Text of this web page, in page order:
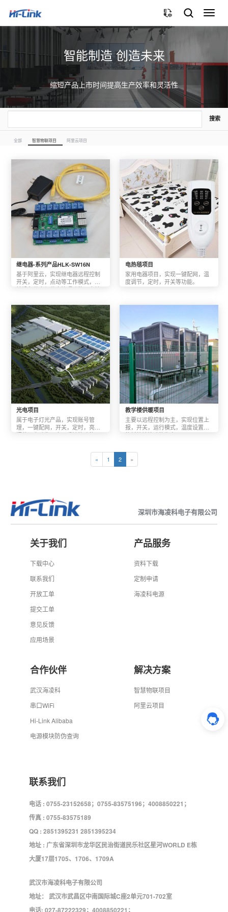
切
换
智能制造 创造未来
缩短产品上市时间提高生产效率和灵活性
搜索
全部 智慧物联项目 阿里云项目
继电器-系列产品HLK-SW16N
基于阿里云，实现继电器远程控制
开关，定时，点动等工作模式，支
持设备分享与分享管理功能；本地
电热毯项目
家用电器项目，实现一键配网，温
度调节，定时，开关等功能。
光电项目
属于电子灯光产品，实现账号管
理，一键配网，开关，定时，亮度
调节，自动化，意见反馈等功能。
教学楼供暖项目
主要以远程控制为主，实现位置上
报，开关，运行模式，温度设置，
能耗统计等功能为主。
« 1 2 »
深圳市海凌科电子有限公司
关于我们
下载中心
联系我们
开放工单
提交工单
意见反馈
应用场景
产品服务
资料下载
定制申请
海凌科电源
合作伙伴
武汉海凌科
串口WiFi
Hi-Link Alibaba
电源模块防伪查询
解决方案
智慧物联项目
阿里云项目
联系我们
电话 : 0755-23152658；0755-83575196；4008850221；
传真 : 0755-83575189
QQ : 2851395231 2851395234
地址 : 广东省深圳市龙华区民治街道民乐社区星河WORLD E栋
大厦17层1705、1706、1709A
武汉市海凌科电子有限公司
地址： 武汉市武昌区中南国际城C座2单元701-702室
电话: 027-87222329；4008850221；